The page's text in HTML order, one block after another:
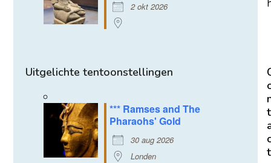
2 okt 2026
Uitgelichte tentoonstellingen
*** Ramses and The
Pharaohs' Gold
30 aug 2026
Londen
t
t